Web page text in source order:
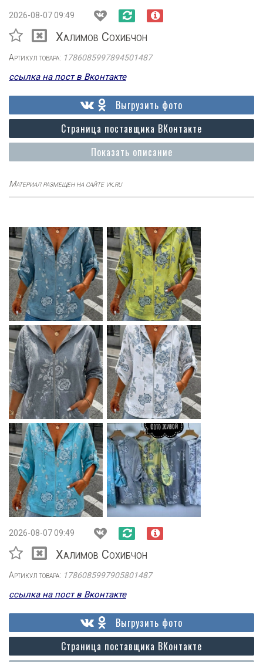
2026-08-07 09:49
Халимов Сохибчон
Артикул товара: 1786085997894501487
ссылка на пост в Вконтакте
Показать описание
Страница поставщика ВКонтакте
Выгрузить фото
Материал размещен на сайте vk.ru
2026-08-07 09:49
Халимов Сохибчон
Артикул товара: 1786085997905801487
ссылка на пост в Вконтакте
Страница поставщика ВКонтакте
Выгрузить фото